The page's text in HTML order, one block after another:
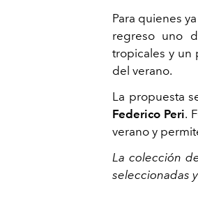
Para quienes
regreso uno
tropicales y un
del verano.
La propuesta
Federico Peri.
verano y
La colección
seleccionadas